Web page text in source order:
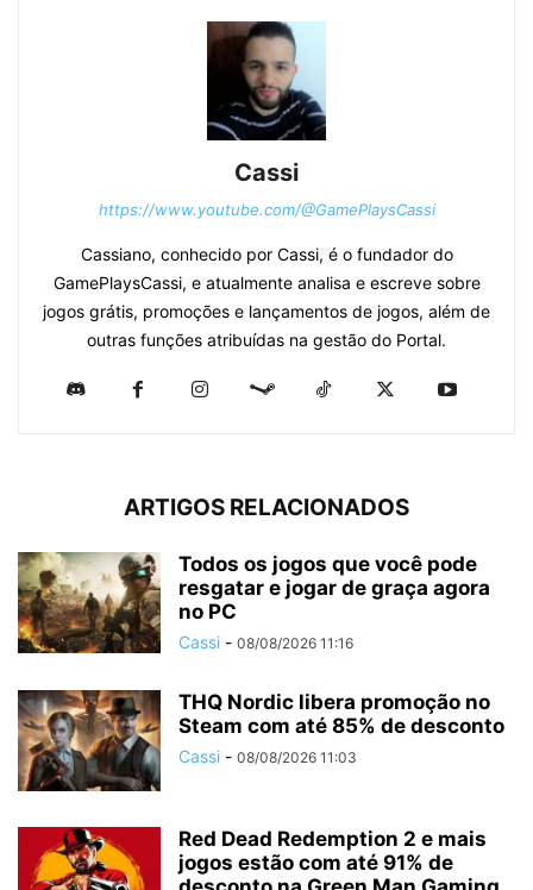
Cassi
https://www.youtube.com/@GamePlaysCassi
Cassiano, conhecido por Cassi, é o fundador do
GamePlaysCassi, e atualmente analisa e escreve sobre
jogos grátis, promoções e lançamentos de jogos, além de
outras funções atribuídas na gestão do Portal.
ARTIGOS RELACIONADOS
Todos os jogos que você pode
resgatar e jogar de graça agora
no PC
Cassi - 08/08/2026 11:16
THQ Nordic libera promoção no
Steam com até 85% de desconto
Cassi - 08/08/2026 11:03
Red Dead Redemption 2 e mais
jogos estão com até 91% de